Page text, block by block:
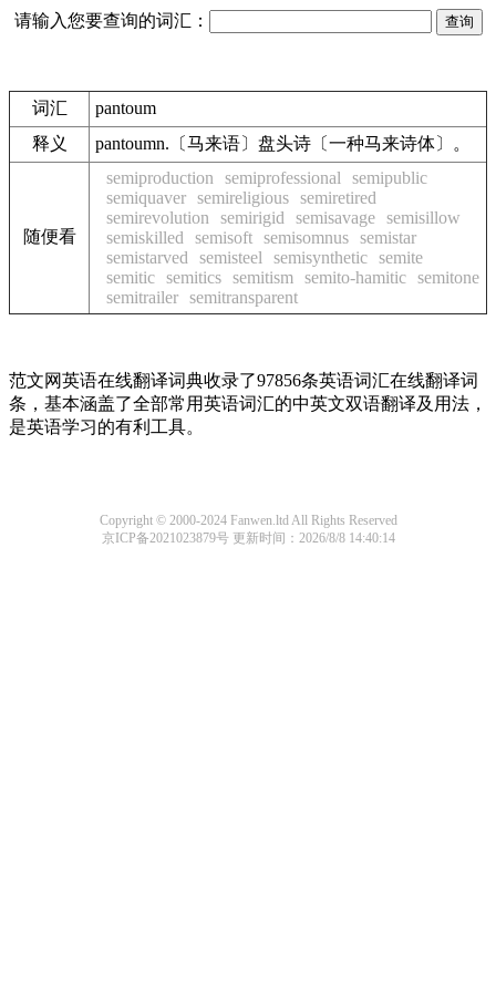
请输入您要查询的词汇：
词汇
pantoum
释义
pantoumn.〔马来语〕盘头诗〔一种马来诗体〕。
随便看
semiproduction semiprofessional
semipublic
semiquaver semireligious semiretired
semirevolution
semirigid semisavage semisillow
semiskilled
semisoft semisomnus semistar
semistarved
semisteel semisynthetic semite
semitic semitics semitism semito-hamitic semitone
semitrailer semitransparent
范文网英语在线翻译词典收录了97856条英语词汇在线翻译词
条，基本涵盖了全部常用英语词汇的中英文双语翻译及用法，
是英语学习的有利工具。
Copyright © 2000-2024 Fanwen.ltd All Rights Reserved
京ICP备2021023879号更新时间：2026/8/8 14:40:14